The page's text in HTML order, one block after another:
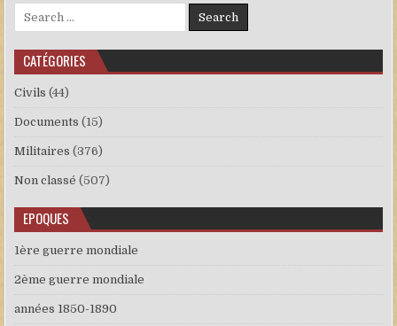
Search for:
CATÉGORIES
Civils (44)
Documents (15)
Militaires (376)
Non classé (507)
EPOQUES
1ère guerre mondiale
2ème guerre mondiale
années 1850-1890